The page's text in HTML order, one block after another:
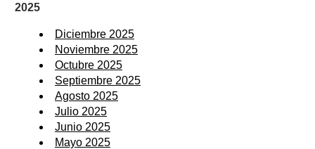
2025
Diciembre 2025
Noviembre 2025
Octubre 2025
Septiembre 2025
Agosto 2025
Julio 2025
Junio 2025
Mayo 2025